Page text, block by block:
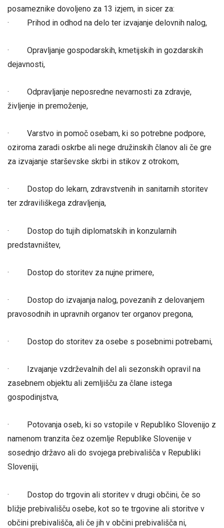
posameznike dovoljeno za 13 izjem, in sicer za:
· Prihod in odhod na delo ter izvajanje delovnih nalog,
· Opravljanje gospodarskih, kmetijskih in gozdarskih
dejavnosti,
· Odpravljanje neposredne nevarnosti za zdravje,
življenje in premoženje,
· Varstvo in pomoč osebam, ki so potrebne podpore,
oziroma zaradi oskrbe ali nege družinskih članov ali če gre
za izvajanje starševske skrbi in stikov z otrokom,
· Dostop do lekarn, zdravstvenih in sanitarnih storitev
ter zdraviliškega zdravljenja,
· Dostop do tujih diplomatskih in konzularnih
predstavništev,
· Dostop do storitev za nujne primere,
· Dostop do izvajanja nalog, povezanih z delovanjem
pravosodnih in upravnih organov ter organov pregona,
· Dostop do storitev za osebe s posebnimi potrebami,
· Izvajanje vzdrževalnih del ali sezonskih opravil na
zasebnem objektu ali zemljišču za člane istega
gospodinjstva,
· Potovanja oseb, ki so vstopile v Republiko Slovenijo z
namenom tranzita čez ozemlje Republike Slovenije v
sosednjo državo ali do svojega prebivališča v Republiki
Sloveniji,
· Dostop do trgovin ali storitev v drugi občini, če so
bližje prebivališču osebe, kot so te trgovine ali storitve v
občini prebivališča, ali če jih v občini prebivališča ni,